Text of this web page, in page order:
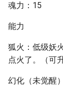
魂力：15
能力
狐火：低级妖
点火了。（可
幻化（未觉醒